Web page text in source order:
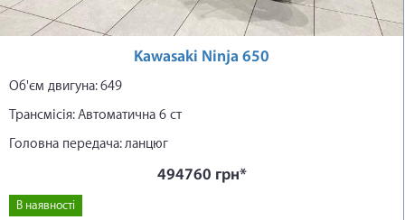
Kawasaki Ninja 650
Об'єм двигуна: 649
Трансмісія: Автоматична 6 ст
Головна передача: ланцюг
494760 грн*
В наявності